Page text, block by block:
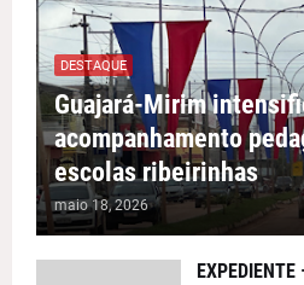
DESTAQUE
Guajará-Mirim
acompanhamento
escolas ribeirinhas
maio 18, 2026